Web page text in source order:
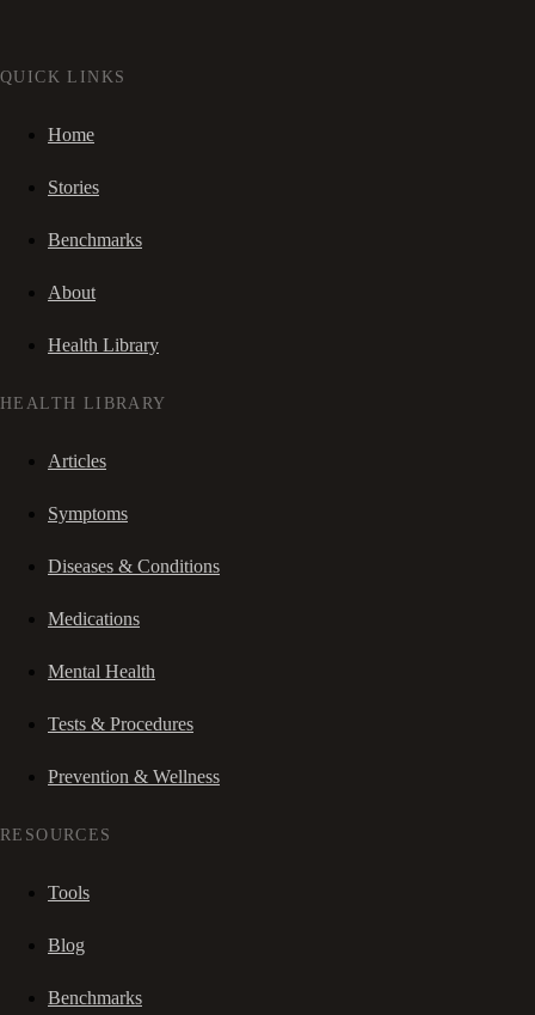
QUICK LINKS
Home
Stories
Benchmarks
About
Health Library
HEALTH LIBRARY
Articles
Symptoms
Diseases & Conditions
Medications
Mental Health
Tests & Procedures
Prevention & Wellness
RESOURCES
Tools
Blog
Benchmarks